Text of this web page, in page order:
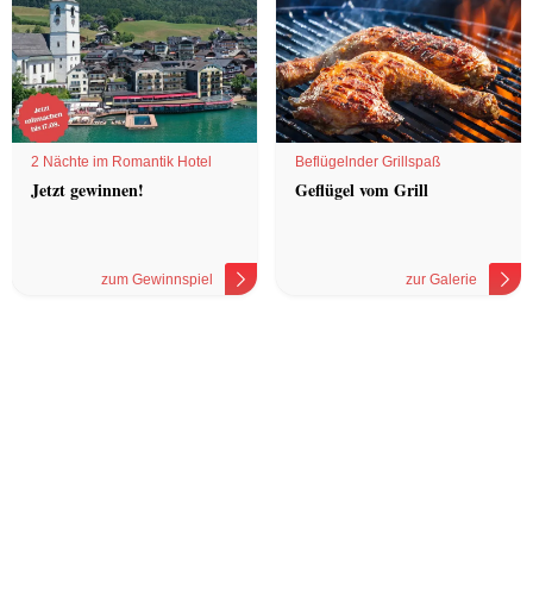
2 Nächte im Romantik Hotel
Jetzt gewinnen!
zum Gewinnspiel
Beflügelnder Grillspaß
Geflügel vom Grill
zur Galerie